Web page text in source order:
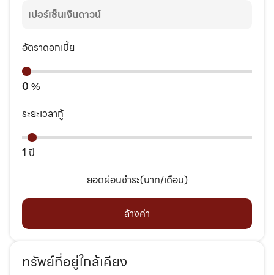
อัตราดอกเบี้ย
0 %
ระยะเวลากู้
1 ปี
ยอดผ่อนชำระ(บาท/เดือน)
ล้างค่า
ทรัพย์ที่อยู่ใกล้เคียง